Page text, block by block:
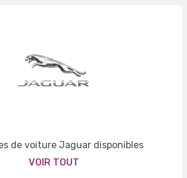
de voiture Jaguar disponibles
VOIR TOUT